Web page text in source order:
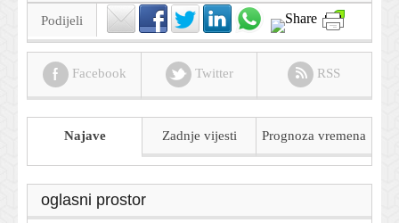
Podijeli
Facebook Twitter RSS
Najave Zadnje vijesti Prognoza vremena
oglasni prostor